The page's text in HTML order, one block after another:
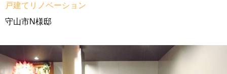
戸建てリノベーション
守山市N様邸